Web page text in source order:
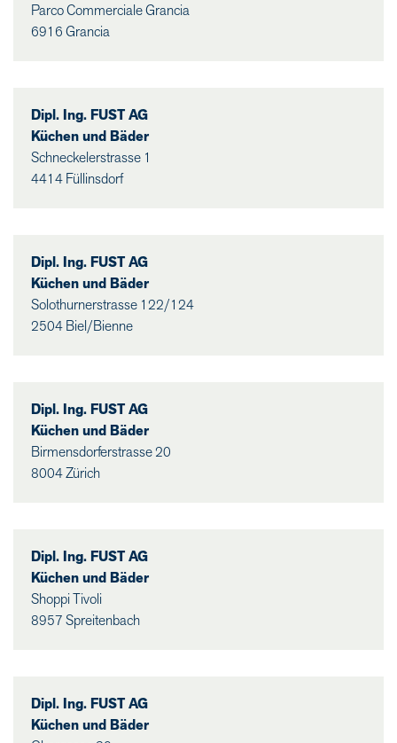
Parco Commerciale Grancia
6916 Grancia
Dipl. Ing. FUST AG
Küchen und Bäder
Schneckelerstrasse 1
4414 Füllinsdorf
Dipl. Ing. FUST AG
Küchen und Bäder
Solothurnerstrasse 122/124
2504 Biel/Bienne
Dipl. Ing. FUST AG
Küchen und Bäder
Birmensdorferstrasse 20
8004 Zürich
Dipl. Ing. FUST AG
Küchen und Bäder
Shoppi Tivoli
8957 Spreitenbach
Dipl. Ing. FUST AG
Küchen und Bäder